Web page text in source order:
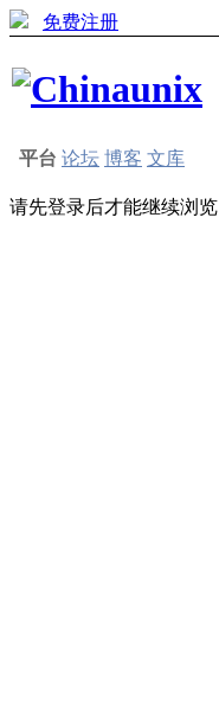
免费注册
平台 论坛 博客 文库
请先登录后才能继续浏览